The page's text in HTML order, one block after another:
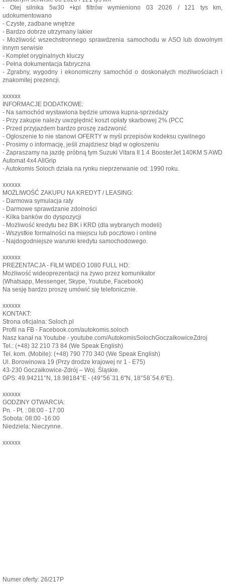
- Olej silnika 5w30 +kpl filtrów wymieniono 03 2026 / 121 tys km,
udokumentowano
- Czyste, zadbane wnętrze
- Bardzo dobrze utrzymany lakier
- Możliwość wszechstronnego sprawdzenia samochodu w ASO lub dowolnym
innym serwisie
- Komplet oryginalnych kluczy
- Pełna dokumentacja fabryczna
- Zgrabny, wygodny i ekonomiczny samochód o doskonałych możliwościach i
znakomitej prezencji.
xxxxxx
INFORMACJE DODATKOWE:
- Na samochód wystawiona będzie umowa kupna-sprzedaży
- Przy zakupie należy uwzględnić koszt opłaty skarbowej 2% (PCC
- Przed przyjazdem bardzo proszę zadzwonić
- Ogłoszenie to nie stanowi OFERTY w myśl przepisów kodeksu cywilnego
- Prosimy o informację, jeśli znajdziesz błąd w ogłoszeniu
- Zapraszamy na jazdę próbną tym Suzuki Vitara II 1.4 BoosterJet 140KM S AWD
Automat 4x4 AllGrip
- Autokomis Soloch działa na rynku nieprzerwanie od: 1990 roku.
xxxxxx
MOŻLIWOŚĆ ZAKUPU NA KREDYT / LEASING:
- Darmowa symulacja raty
- Darmowe sprawdzanie zdolności
- Kilka banków do dyspozycji
- Możliwość kredytu bez BIK i KRD (dla wybranych modeli)
- Wszystkie formalności na miejscu lub pocztowo i online
- Najdogodniejsze warunki kredytu samochodowego.
xxxxxx
PREZENTACJA - FILM WIDEO 1080 FULL HD:
Możliwość wideoprezentacji na żywo przez komunikator
(Whatsapp, Messenger, Skype, Youtube, Facebook)
Na sesję bardzo proszę umówić się telefonicznie.
xxxxxx
KONTAKT:
Strona oficjalna: Soloch.pl
Profil na FB - Facebook.com/autokomis.soloch
Nasz kanał na Youtube - youtube.com/AutokomisSolochGoczalkowiceZdroj
Tel.: (+48) 32 210 73 84 (We Speak English)
Tel. kom. (Mobile): (+48) 790 770 340 (We Speak English)
Ul. Borowinowa 19 (Przy drodze krajowej nr 1 - E75)
43-230 Goczałkowice-Zdrój – Woj. Śląskie.
GPS: 49.94211°N, 18.98184°E - (49°56`31.6"N, 18°58`54.6"E).
xxxxxx
GODZINY OTWARCIA:
Pn. - Pt. : 08:00 - 17:00
Sobota: 08:00 -16:00
Niedziela: Nieczynne.
xxxxxx
Numer oferty: 26/217P